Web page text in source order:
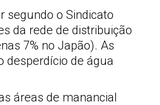
segundo o Sindicato
da rede de distribuição
7% no Japão). As
desperdício de água
áreas de manancial